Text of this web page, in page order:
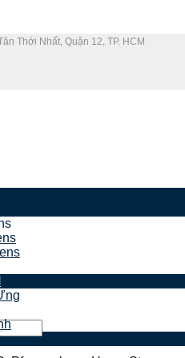
Thới Nhất, Quận 12, TP. HCM